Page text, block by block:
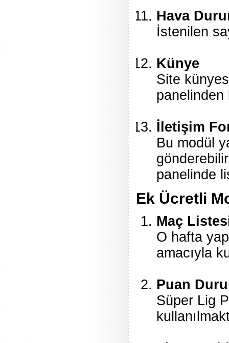
Hava
İstenilen
Künye
Site
İletişim
Bu modül
panelinde
Ek Ücretli
Maç
O hafta
amacıyla
Puan
Süper Lig